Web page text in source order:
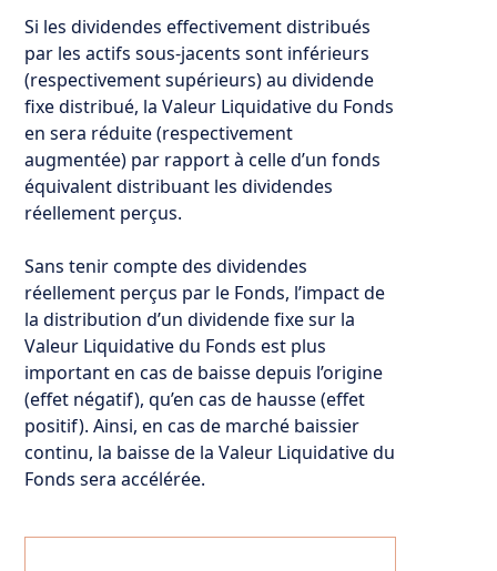
Si les dividendes effectivement distribués
par les actifs sous-jacents sont inférieurs
(respectivement supérieurs) au dividende
fixe distribué, la Valeur Liquidative du Fonds
en sera réduite (respectivement
augmentée) par rapport à celle d’un fonds
équivalent distribuant les dividendes
réellement perçus.
Sans tenir compte des dividendes
réellement perçus par le Fonds, l’impact de
la distribution d’un dividende fixe sur la
Valeur Liquidative du Fonds est plus
important en cas de baisse depuis l’origine
(effet négatif), qu’en cas de hausse (effet
positif). Ainsi, en cas de marché baissier
continu, la baisse de la Valeur Liquidative du
Fonds sera accélérée.